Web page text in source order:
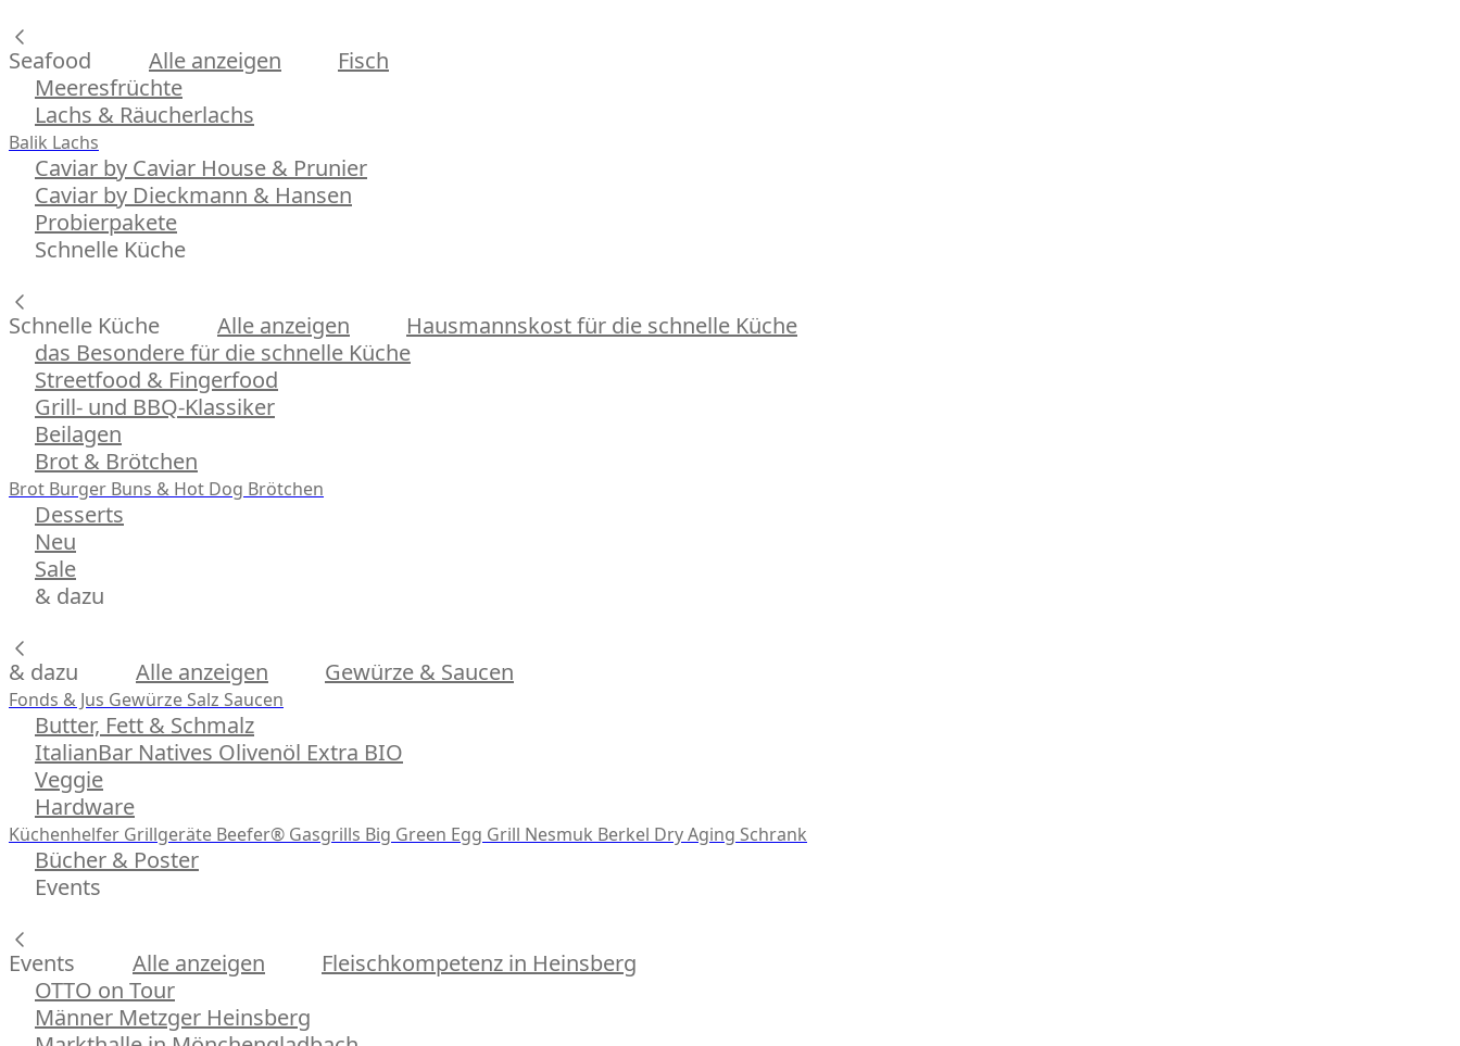
Seafood Alle anzeigen
Fisch
Meeresfrüchte
Lachs & Räucherlachs
Balik Lachs
Caviar by Caviar House & Prunier
Caviar by Dieckmann & Hansen
Probierpakete
Schnelle Küche
Schnelle Küche Alle anzeigen
Hausmannskost für die schnelle Küche
das Besondere für die schnelle Küche
Streetfood & Fingerfood
Grill- und BBQ-Klassiker
Beilagen
Brot & Brötchen
Brot Burger Buns & Hot Dog Brötchen
Desserts
Neu
Sale
& dazu
& dazu Alle anzeigen Gewürze & Saucen
Fonds & Jus Gewürze Salz Saucen
Butter, Fett & Schmalz
ItalianBar Natives Olivenöl Extra BIO
Veggie
Hardware
Küchenhelfer Grillgeräte Beefer® Gasgrills Big Green Egg Grill Nesmuk Berkel Dry Aging Schrank
Bücher & Poster
Events
Events Alle anzeigen
Fleischkompetenz in Heinsberg
OTTO on Tour
Männer Metzger Heinsberg